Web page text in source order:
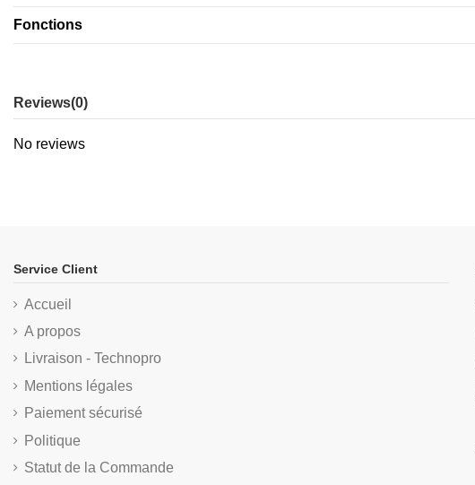
Fonctions
Reviews(0)
No reviews
Service Client
Accueil
A propos
Livraison - Technopro
Mentions légales
Paiement sécurisé
Politique
Statut de la Commande